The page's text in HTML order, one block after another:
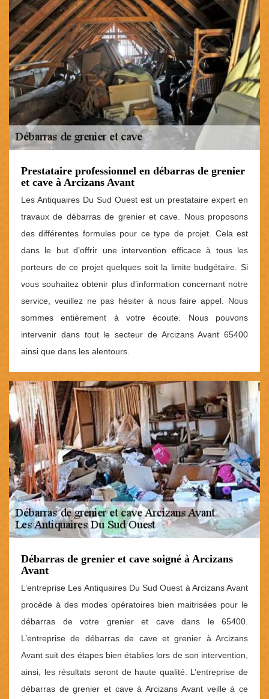
Prestataire professionnel en débarras de grenier
et cave à Arcizans Avant
Les Antiquaires Du Sud Ouest est un prestataire expert en
travaux de débarras de grenier et cave. Nous proposons
des différentes formules pour ce type de projet. Cela est
dans le but d’offrir une intervention efficace à tous les
porteurs de ce projet quelques soit la limite budgétaire. Si
vous souhaitez obtenir plus d’information concernant notre
service, veuillez ne pas hésiter à nous faire appel. Nous
sommes entièrement à votre écoute. Nous pouvons
intervenir dans tout le secteur de Arcizans Avant 65400
ainsi que dans les alentours.
Débarras de grenier et cave soigné à Arcizans
Avant
L’entreprise Les Antiquaires Du Sud Ouest à Arcizans Avant
procède à des modes opératoires bien maitrisées pour le
débarras de votre grenier et cave dans le 65400.
L’entreprise de débarras de cave et grenier à Arcizans
Avant suit des étapes bien établies lors de son intervention,
ainsi, les résultats seront de haute qualité. L’entreprise de
débarras de grenier et cave à Arcizans Avant veille à ce